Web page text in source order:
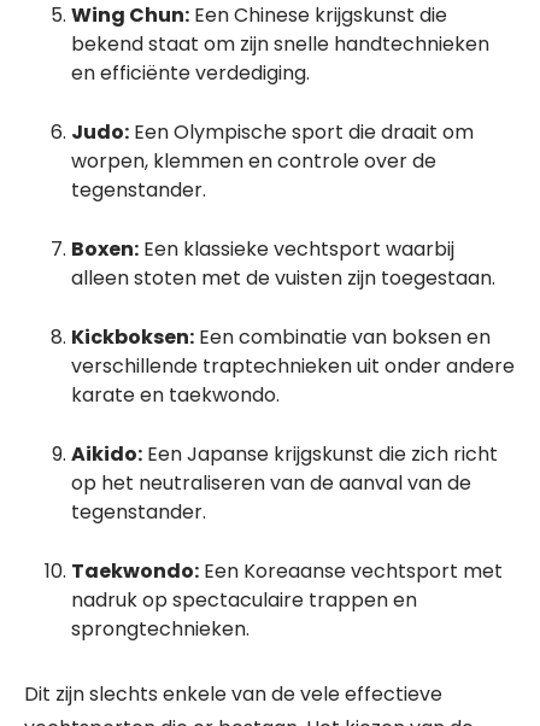
Wing Chun: Een Chinese krijgskunst die
bekend staat om zijn snelle handtechnieken
en efficiënte verdediging.
Judo: Een Olympische sport die draait om
worpen, klemmen en controle over de
tegenstander.
Boxen: Een klassieke vechtsport waarbij
alleen stoten met de vuisten zijn toegestaan.
Kickboksen: Een combinatie van boksen en
verschillende traptechnieken uit onder andere
karate en taekwondo.
Aikido: Een Japanse krijgskunst die zich richt
op het neutraliseren van de aanval van de
tegenstander.
Taekwondo: Een Koreaanse vechtsport met
nadruk op spectaculaire trappen en
sprongtechnieken.
Dit zijn slechts enkele van de vele effectieve